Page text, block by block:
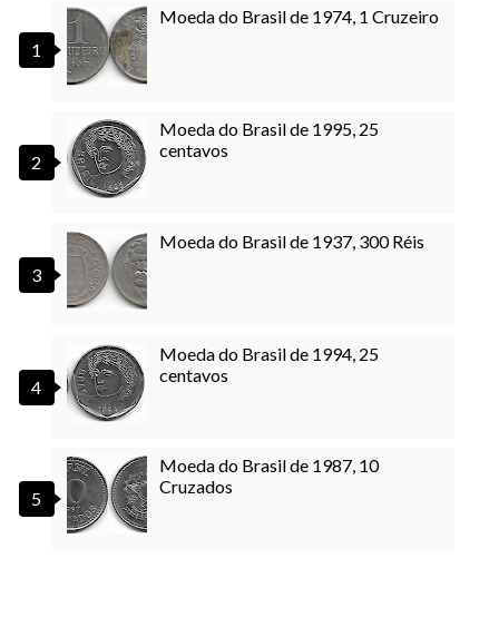
Moeda do Brasil de 1974, 1 Cruzeiro
Moeda do Brasil de 1995, 25
centavos
Moeda do Brasil de 1937, 300 Réis
Moeda do Brasil de 1994, 25
centavos
Moeda do Brasil de 1987, 10
Cruzados